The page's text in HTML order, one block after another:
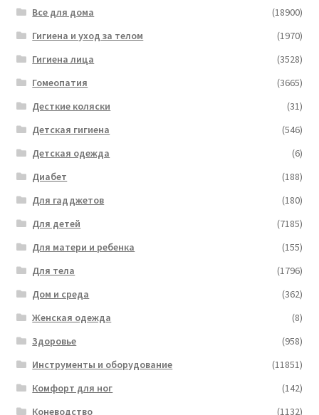
Все для дома
(18900)
Гигиена и уход за телом
(1970)
Гигиена лица
(3528)
Гомеопатия
(3665)
Десткие коляски
(31)
Детская гигиена
(546)
Детская одежда
(6)
Диабет
(188)
Для гадджетов
(180)
Для детей
(7185)
Для матери и ребенка
(155)
Для тела
(1796)
Дом и среда
(362)
Женская одежда
(8)
Здоровье
(958)
Инструменты и оборудование
(11851)
Комфорт для ног
(142)
Коневодство
(1132)